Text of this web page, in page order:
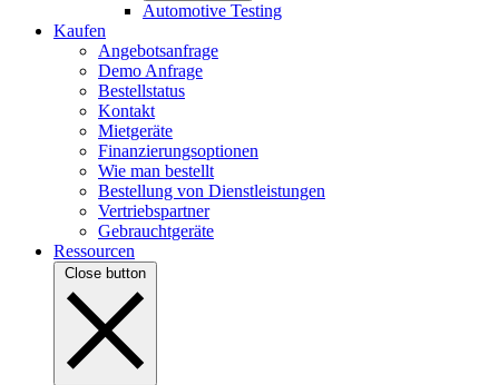
Automotive Testing
Kaufen
Angebotsanfrage
Demo Anfrage
Bestellstatus
Kontakt
Mietgeräte
Finanzierungsoptionen
Wie man bestellt
Bestellung von Dienstleistungen
Vertriebspartner
Gebrauchtgeräte
Ressourcen
Close button